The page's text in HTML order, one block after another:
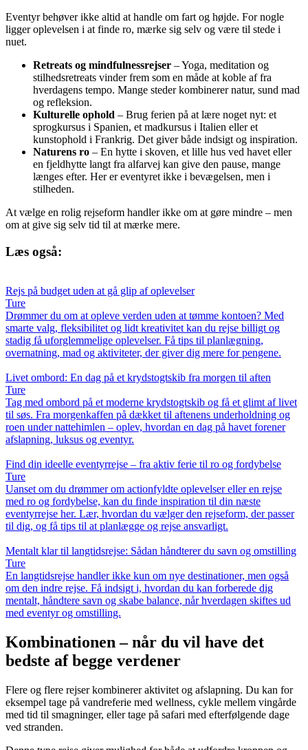
Eventyr behøver ikke altid at handle om fart og højde. For nogle
ligger oplevelsen i at finde ro, mærke sig selv og være til stede i
nuet.
Retreats og mindfulnessrejser – Yoga, meditation og
stilhedsretreats vinder frem som en måde at koble af fra
hverdagens tempo. Mange steder kombinerer natur, sund mad
og refleksion.
Kulturelle ophold – Brug ferien på at lære noget nyt: et
sprogkursus i Spanien, et madkursus i Italien eller et
kunstophold i Frankrig. Det giver både indsigt og inspiration.
Naturens ro – En hytte i skoven, et lille hus ved havet eller
en fjeldhytte langt fra alfarvej kan give den pause, mange
længes efter. Her er eventyret ikke i bevægelsen, men i
stilheden.
At vælge en rolig rejseform handler ikke om at gøre mindre – men
om at give sig selv tid til at mærke mere.
Læs også:
Rejs på budget uden at gå glip af oplevelser
Ture
Drømmer du om at opleve verden uden at tømme kontoen? Med
smarte valg, fleksibilitet og lidt kreativitet kan du rejse billigt og
stadig få uforglemmelige oplevelser. Få tips til planlægning,
overnatning, mad og aktiviteter, der giver dig mere for pengene.
Livet ombord: En dag på et krydstogtskib fra morgen til aften
Ture
Tag med ombord på et moderne krydstogtskib og få et glimt af livet
til søs. Fra morgenkaffen på dækket til aftenens underholdning og
roen under nattehimlen – oplev, hvordan en dag på havet forener
afslapning, luksus og eventyr.
Find din ideelle eventyrrejse – fra aktiv ferie til ro og fordybelse
Ture
Uanset om du drømmer om actionfyldte oplevelser eller en rejse
med ro og fordybelse, kan du finde inspiration til din næste
eventyrrejse her. Lær, hvordan du vælger den rejseform, der passer
til dig, og få tips til at planlægge og rejse ansvarligt.
Mentalt klar til langtidsrejse: Sådan håndterer du savn og omstilling
Ture
En langtidsrejse handler ikke kun om nye destinationer, men også
om den indre rejse. Få indsigt i, hvordan du kan forberede dig
mentalt, håndtere savn og skabe balance, når hverdagen skiftes ud
med eventyr og omstilling.
Kombinationen – når du vil have det
bedste af begge verdener
Flere og flere rejser kombinerer aktivitet og afslapning. Du kan for
eksempel tage på vandreferie med wellness, cykle mellem vingårde
med tid til smagninger, eller tage på safari med efterfølgende dage
ved stranden.